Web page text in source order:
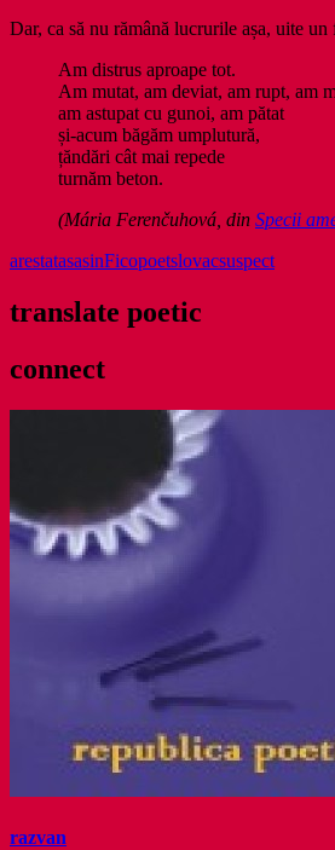
Dar, ca să nu rămână lucrurile așa, uite
Am distrus aproape tot.
Am mutat, am deviat, am rupt, am
am astupat cu gunoi, am pătat
și-acum băgăm umplutură,
țăndări cât mai repede
turnăm beton.
(Mária Ferenčuhová, din Specii
arestatasasinFicopoetslovacsuspect
translate poetic
connect
razvan